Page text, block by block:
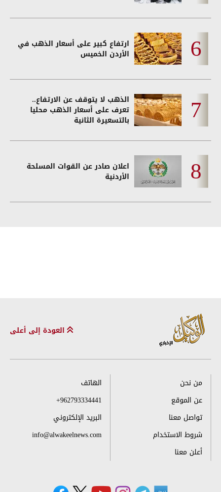
ارتفاع كبير على أسعار الذهب في
الأردن الخميس
الذهب لا يتوقف عن الارتفاع..
تعرف على أسعار الذهب محليا
بالتسعيرة الثانية
اعلان صادر عن القوات المسلحة
الأردنية
العودة إلى أعلى
من نحن
عن الموقع
تواصل معنا
شروط الاستخدام
أعلن معنا
الهاتف
+962793334441
البريد الإلكتروني
info@alwakeelnews.com